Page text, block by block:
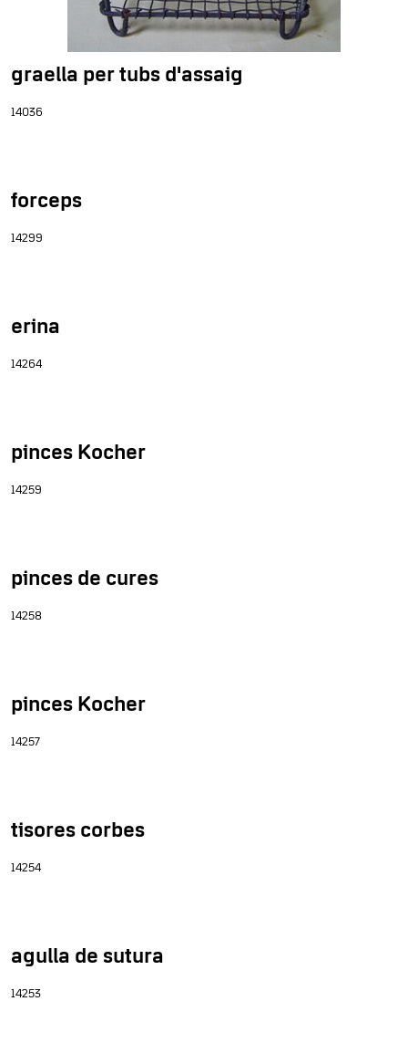
graella per tubs d'assaig
14036
forceps
14299
erina
14264
pinces Kocher
14259
pinces de cures
14258
pinces Kocher
14257
tisores corbes
14254
agulla de sutura
14253